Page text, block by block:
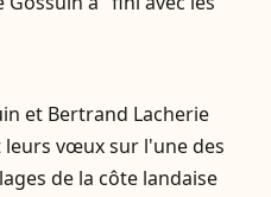
et Bertrand Lacherie
vœux sur l'une des
de la côte landaise